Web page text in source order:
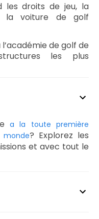
les droits de jeu, la
la voiture de golf
de golf de
les plus
a la toute première
monde? Explorez les
et avec tout le